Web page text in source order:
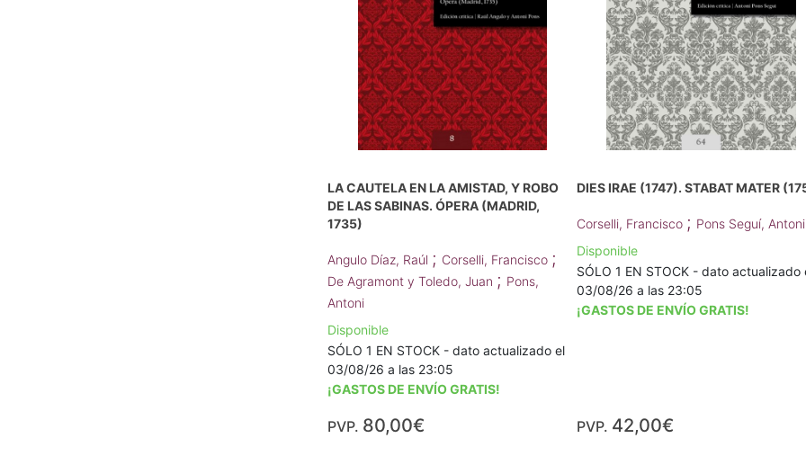
LA CAUTELA EN LA AMISTAD, Y ROBO
DE LAS SABINAS. ÓPERA (MADRID,
1735)
Angulo Díaz, Raúl ; Corselli, Francisco ;
De Agramont y Toledo, Juan ; Pons,
Antoni
Disponible
SÓLO 1 EN STOCK - dato actualizado el
03/08/26 a las 23:05
¡GASTOS DE ENVÍO GRATIS!
PVP. 80,00€
DIES IRAE (1747). STABAT MATER
Corselli, Francisco ; Pons Seguí, Antoni
Disponible
SÓLO 1 EN STOCK - dato actualizado
03/08/26 a las 23:05
¡GASTOS DE ENVÍO GRATIS!
PVP. 42,00€